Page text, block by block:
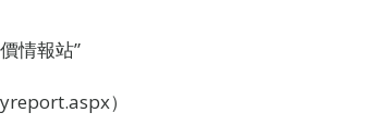
情報站”
）